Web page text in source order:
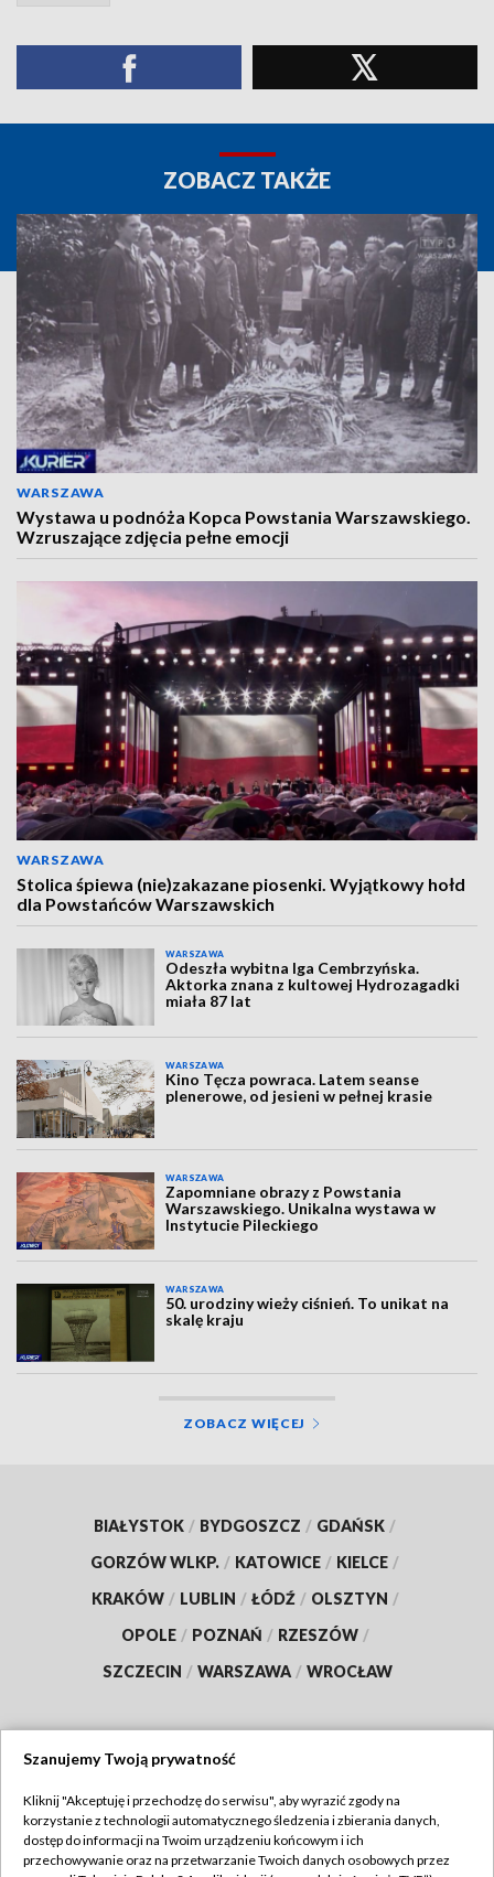
ZOBACZ TAKŻE
WARSZAWA
Wystawa u podnóża Kopca Powstania Warszawskiego.
Wzruszające zdjęcia pełne emocji
WARSZAWA
Stolica śpiewa (nie)zakazane piosenki. Wyjątkowy hołd
dla Powstańców Warszawskich
WARSZAWA
Odeszła wybitna Iga Cembrzyńska.
Aktorka znana z kultowej Hydrozagadki
miała 87 lat
WARSZAWA
Kino Tęcza powraca. Latem seanse
plenerowe, od jesieni w pełnej krasie
WARSZAWA
Zapomniane obrazy z Powstania
Warszawskiego. Unikalna wystawa w
Instytucie Pileckiego
WARSZAWA
50. urodziny wieży ciśnień. To unikat na
skalę kraju
ZOBACZ WIĘCEJ
BIAŁYSTOK / BYDGOSZCZ / GDAŃSK /
GORZÓW WLKP. / KATOWICE / KIELCE /
KRAKÓW / LUBLIN / ŁÓDŹ / OLSZTYN /
OPOLE / POZNAŃ / RZESZÓW /
SZCZECIN / WARSZAWA / WROCŁAW
TVP
Abonament TVP
Regulamin TVP
Szanujemy Twoją prywatność
Kliknij "Akceptuję i przechodzę do serwisu", aby wyrazić zgody na
korzystanie z technologii automatycznego śledzenia i zbierania danych,
dostęp do informacji na Twoim urządzeniu końcowym i ich
przechowywanie oraz na przetwarzanie Twoich danych osobowych przez